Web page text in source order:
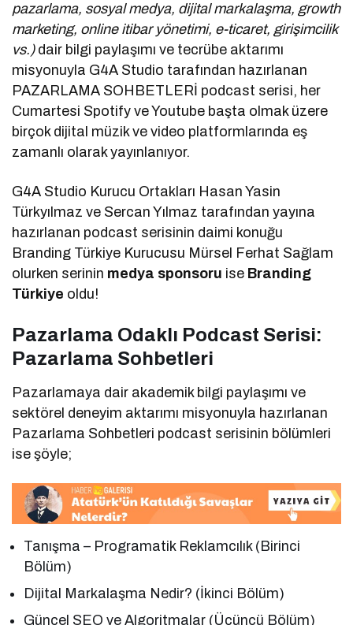
pazarlama, sosyal medya, dijital markalaşma, growth
marketing, online itibar yönetimi, e-ticaret, girişimcilik
vs.) dair bilgi paylaşımı ve tecrübe aktarımı
misyonuyla G4A Studio tarafından hazırlanan
PAZARLAMA SOHBETLERİ podcast serisi, her
Cumartesi Spotify ve Youtube başta olmak üzere
birçok dijital müzik ve video platformlarında eş
zamanlı olarak yayınlanıyor.
G4A Studio Kurucu Ortakları Hasan Yasin
Türkyılmaz ve Sercan Yılmaz tarafından yayına
hazırlanan podcast serisinin daimi konuğu
Branding Türkiye Kurucusu Mürsel Ferhat Sağlam
olurken serinin medya sponsoru ise Branding
Türkiye oldu!
Pazarlama Odaklı Podcast Serisi:
Pazarlama Sohbetleri
Pazarlamaya dair akademik bilgi paylaşımı ve
sektörel deneyim aktarımı misyonuyla hazırlanan
Pazarlama Sohbetleri podcast serisinin bölümleri
ise şöyle;
Tanışma – Programatik Reklamcılık (Birinci
Bölüm)
Dijital Markalaşma Nedir? (İkinci Bölüm)
Güncel SEO ve Algoritmalar (Üçüncü Bölüm)